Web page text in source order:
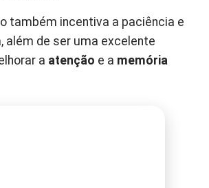
também incentiva a paciência e
além de ser uma excelente
a atenção e a memória